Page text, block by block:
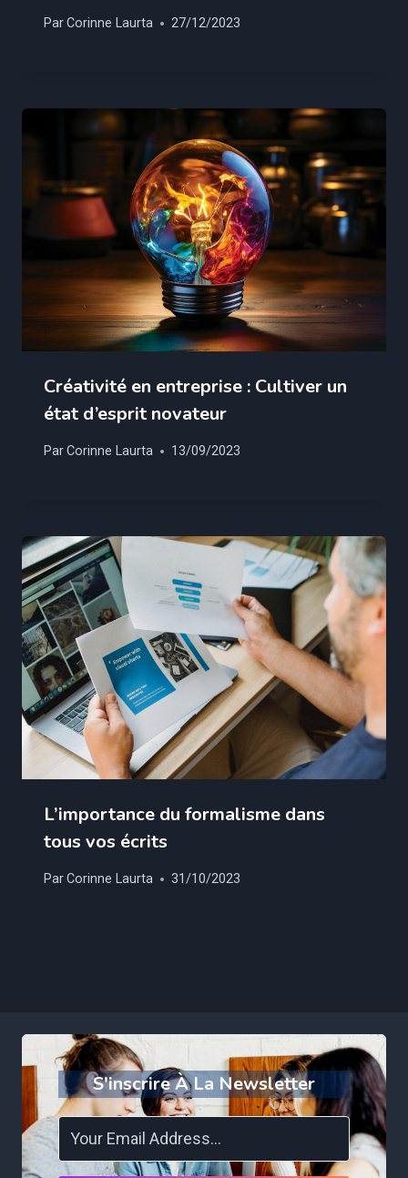
ParCorinne Laurta 27/12/2023
Créativité en entreprise : Cultiver un
état d’esprit novateur
ParCorinne Laurta 13/09/2023
L’importance du formalisme dans
tous vos écrits
ParCorinne Laurta 31/10/2023
S'inscrire À La Newsletter